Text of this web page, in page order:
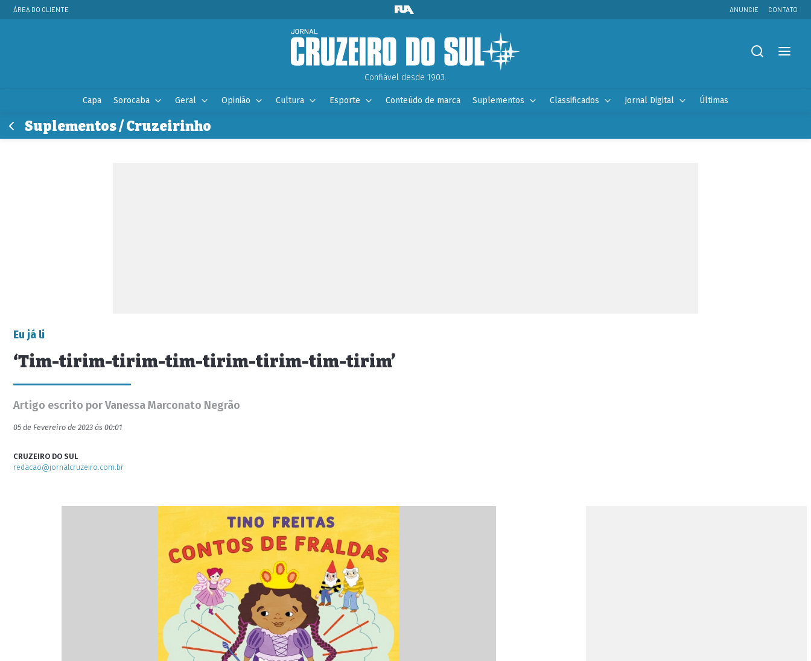
ÁREA DO CLIENTE ANUNCIE CONTATO
Confiável desde 1903.
Capa Sorocaba Geral Opinião Cultura Esporte Conteúdo de marca Suplementos Classificados Jornal Digital Últimas
Suplementos / Cruzeirinho
Eu já li
‘Tim-tirim-tirim-tim-tirim-tirim-tim-tirim’
Artigo escrito por Vanessa Marconato Negrão
05 de Fevereiro de 2023 às 00:01
CRUZEIRO DO SUL
redacao@jornalcruzeiro.com.br